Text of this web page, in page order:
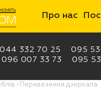
Про нас
044 332 70 25 095
096 007 33 73
095
› Перевезення дзеркала